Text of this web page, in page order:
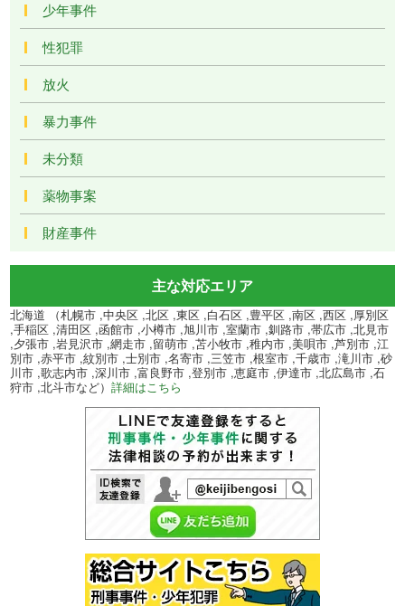
少年事件
性犯罪
放火
暴力事件
未分類
薬物事案
財産事件
主な対応エリア
北海道 （札幌市 ,中央区 ,北区 ,東区 ,白石区 ,豊平区 ,南区 ,西区 ,厚別区
,手稲区 ,清田区 ,函館市 ,小樽市 ,旭川市 ,室蘭市 ,釧路市 ,帯広市 ,北見市
,夕張市 ,岩見沢市 ,網走市 ,留萌市 ,苫小牧市 ,稚内市 ,美唄市 ,芦別市 ,江
別市 ,赤平市 ,紋別市 ,士別市 ,名寄市 ,三笠市 ,根室市 ,千歳市 ,滝川市 ,砂
川市 ,歌志内市 ,深川市 ,富良野市 ,登別市 ,恵庭市 ,伊達市 ,北広島市 ,石
狩市 ,北斗市など）詳細はこちら